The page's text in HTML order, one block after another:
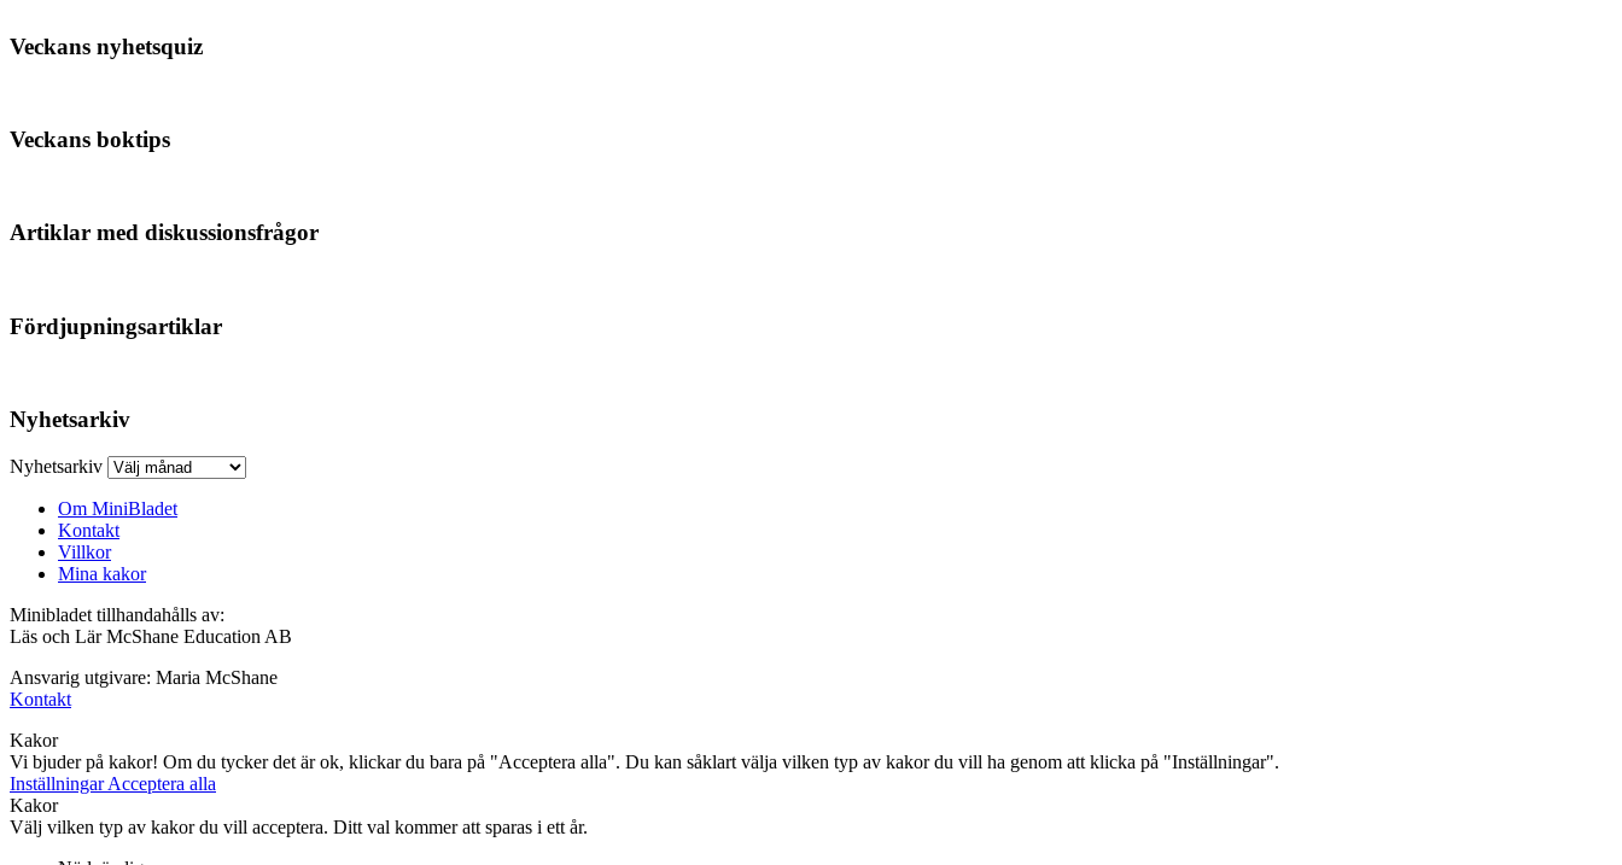
Veckans nyhetsquiz
Veckans boktips
Artiklar med diskussionsfrågor
Fördjupningsartiklar
Nyhetsarkiv
Nyhetsarkiv
Om MiniBladet
Kontakt
Villkor
Mina kakor
Minibladet tillhandahålls av:
Läs och Lär McShane Education AB
Ansvarig utgivare: Maria McShane
Kontakt
Kakor
Vi bjuder på kakor! Om du tycker det är ok, klickar du bara på "Acceptera alla". Du kan såklart välja vilken typ av kakor du vill ha genom att klicka på "Inställningar".
InställningarAcceptera alla
Kakor
Välj vilken typ av kakor du vill acceptera. Ditt val kommer att sparas i ett år.